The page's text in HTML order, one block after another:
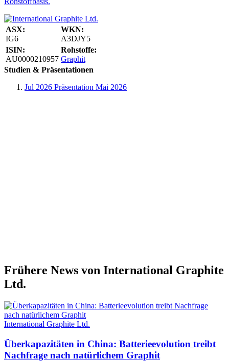
ASX:
IG6
WKN:
A3DJY5
ISIN:
AU0000210957
Rohstoffe:
Graphit
Studien & Präsentationen
Jul 2026 Präsentation Mai 2026
Frühere News von International Graphite
Ltd.
International Graphite Ltd.
Überkapazitäten in China: Batterieevolution treibt
Nachfrage nach natürlichem Graphit